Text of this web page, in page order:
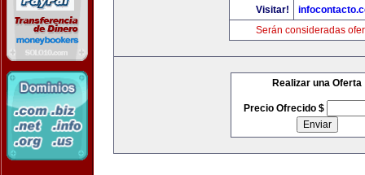
Visitar!
Serán consideradas
Realizar una Oferta
Precio Ofrecido $